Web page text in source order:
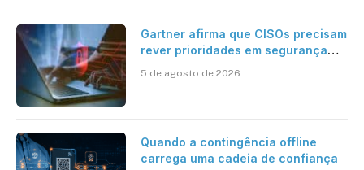
Gartner afirma que CISOs precisam
rever prioridades em segurança
desafios impostos pela Inteligência
5 de agosto de 2026
Quando a contingência offline
carrega uma cadeia de confiança